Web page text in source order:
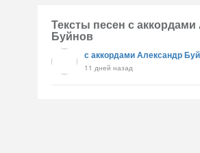
Тексты песен с
Буйнов
с аккордами Александр
11 дней назад